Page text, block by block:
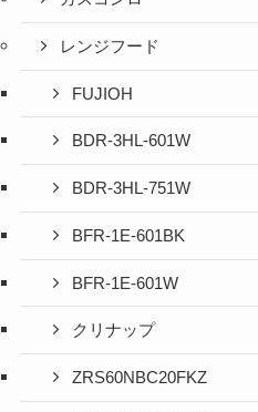
レンジフード
FUJIOH
BDR-3HL-601W
BDR-3HL-751W
BFR-1E-601BK
BFR-1E-601W
クリナップ
ZRS60NBC20FKZ